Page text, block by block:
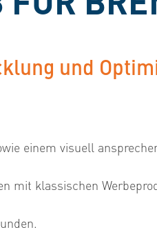
und
einem visuell
mit klassischen